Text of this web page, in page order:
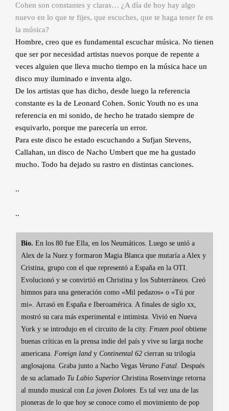
Cohen son constantes y claras… ¿A día de hoy hay algo
nuevo en lo que te fijes, que escuches, que te haga tener fe en
la música?
Hombre, creo que es fundamental escuchar música. No tienen
que ser por necesidad artistas nuevos porque de repente a
veces alguien que lleva mucho tiempo en la música hace un
disco muy iluminado e inventa algo.
De los artistas que has dicho, desde luego la referencia
constante es la de Leonard Cohen. Sonic Youth no es una
referencia en mi sonido, de hecho he tratado siempre de
esquivarlo, porque me parecería un error.
Para este disco he estado escuchando a Sufjan Stevens,
Callahan, un disco de Nacho Umbert que me ha gustado
mucho. Todo ha dejado su rastro en distintas canciones.
..
..
Bio. En los 80 fue Ella, en los Neumáticos. Luego se unió a
Alex de la Nuez y formaron Magia Blanca que mutaría a Alex y
Cristina, grupo con el que representó a España en la OTI.
Evolucionó y se convirtió en Christina y los Subterráneos. Creó
himnos para una generación como «Mil pedazos» o «Tú por
mi». Arrasó en España e Iberoamérica. A finales de siglo xx,
mostró su cara más experimental e intimista. Vivió en Nueva
York y se introdujo en el circuito de la city. Frozen pool obtiene
buenas críticas en la prensa indie del país y vive su larga noche
americana. Foreign land y Continental 62 cierran su trilogía
anglosajona. Graba junto a Nacho Vegas Verano Fatal . Después
de su aclamado Tu Labio Superior Christina Rosenvinge retorna
al mundo musical con La joven Dolores . Es tal vez una de las
pioneras de lo que hoy se conoce como el movimiento de pop